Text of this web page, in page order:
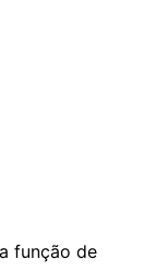
função de